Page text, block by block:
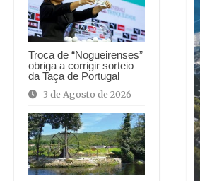
Troca de “Nogueirenses”
obriga a corrigir sorteio
da Taça de Portugal
3 de Agosto de 2026